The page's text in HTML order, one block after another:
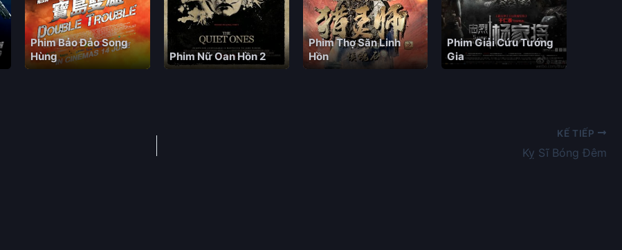
Phim Bảo Đảo Song
Hùng
Phim Nữ Oan Hồn 2
Phim Thợ Săn Linh
Hồn
Phim Giải Cứu Tướng
Gia
KẾ TIẾP
Kỵ Sĩ Bóng Đêm